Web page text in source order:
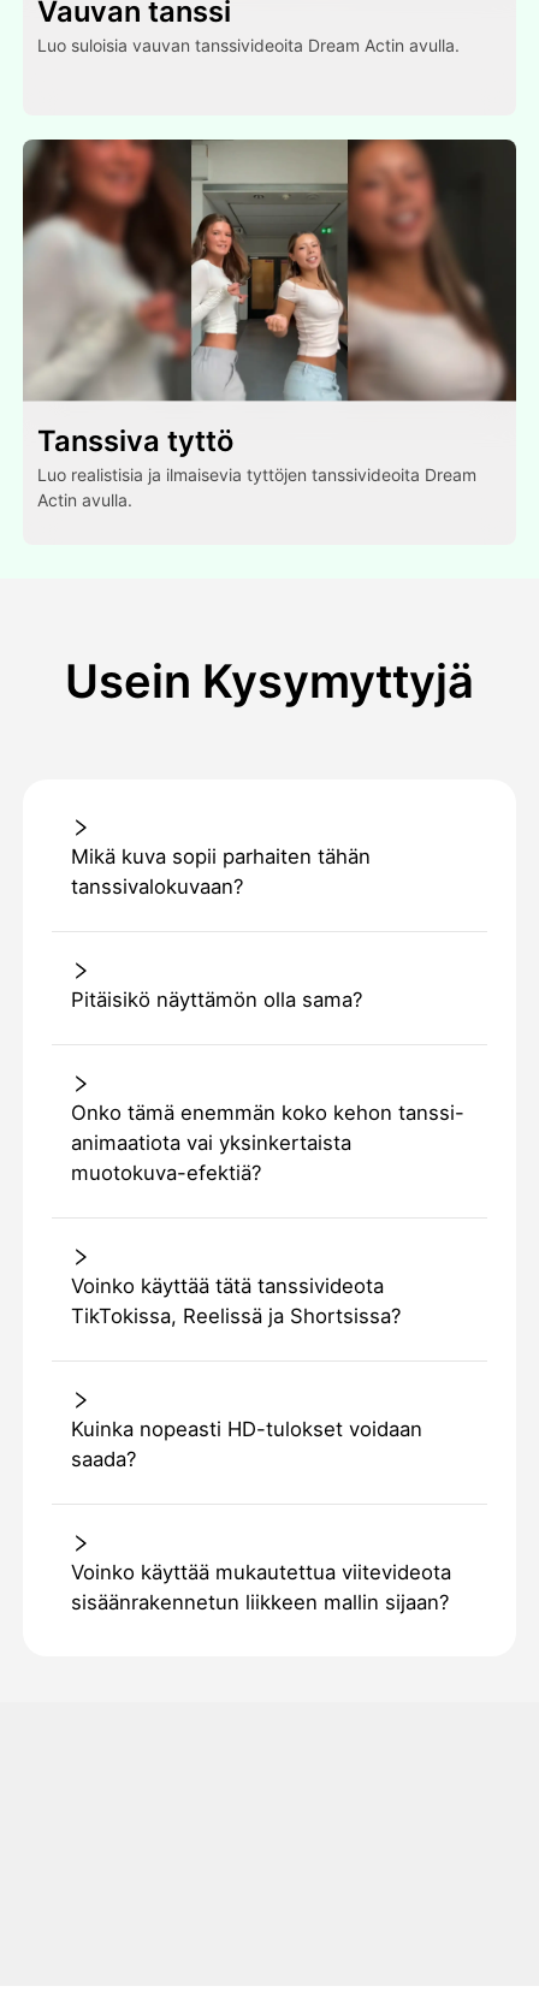
Vauvan tanssi
Luo suloisia vauvan tanssivideoita Dream Actin avulla.
Tanssiva tyttö
Luo realistisia ja ilmaisevia tyttöjen tanssivideoita Dream
Actin avulla.
Usein Kysymyttyjä
Mikä kuva sopii parhaiten tähän
tanssivalokuvaan?
Pitäisikö näyttämön olla sama?
Onko tämä enemmän koko kehon tanssi-
animaatiota vai yksinkertaista
muotokuva-efektiä?
Voinko käyttää tätä tanssivideota
TikTokissa, Reelissä ja Shortsissa?
Kuinka nopeasti HD-tulokset voidaan
saada?
Voinko käyttää mukautettua viitevideota
sisäänrakennetun liikkeen mallin sijaan?